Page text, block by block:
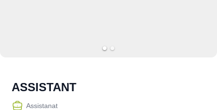
ASSISTANT
Assistanat